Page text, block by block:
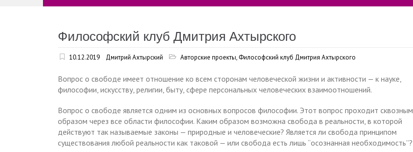
Философский клуб Дмитрия Ахтырского
10.12.2019 Дмитрий Ахтырский Авторские проекты,Философский клуб Дмитрия Ахтырского
Вопрос о свободе имеет отношение ко всем сторонам человеческой жизни и активности — к науке,
философии, искусству, религии, быту, сфере персональных человеческих взаимоотношений.
Вопрос о свободе является одним из основных вопросов философии. Этот вопрос проходит сквозным
образом через все области философии. Каким образом возможна свобода в реальности, в которой
действуют так называемые законы — природные и человеческие? Является ли свобода принципом
существования любой реальности как таковой — или свобода есть лишь “осознанная необходимость”?